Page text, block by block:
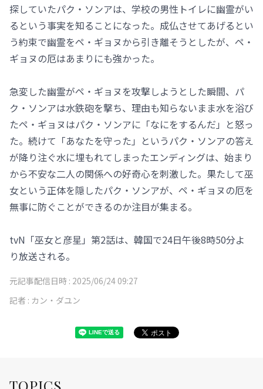
探していたパク・ソンアは、学校の男性トイレに幽霊がい
るという事実を知ることになった。成仏させてあげるとい
う約束で幽霊をペ・ギョヌから引き離そうとしたが、ペ・
ギョヌの厄はあまりにも強かった。
急変した幽霊がペ・ギョヌを攻撃しようとした瞬間、パ
ク・ソンアは水鉄砲を撃ち、理由も知らないまま水を浴び
たペ・ギョヌはパク・ソンアに「なにをするんだ」と怒っ
た。続けて「あなたを守った」というパク・ソンアの答え
が降り注ぐ水に埋もれてしまったエンディングは、始まり
から不安な二人の関係への好奇心を刺激した。果たして巫
女という正体を隠したパク・ソンアが、ペ・ギョヌの厄を
無事に防ぐことができるのか注目が集まる。
tvN「巫女と彦星」第2話は、韓国で24日午後8時50分よ
り放送される。
元記事配信日時 : 2025/06/24 09:27
記者 : カン・ダユン